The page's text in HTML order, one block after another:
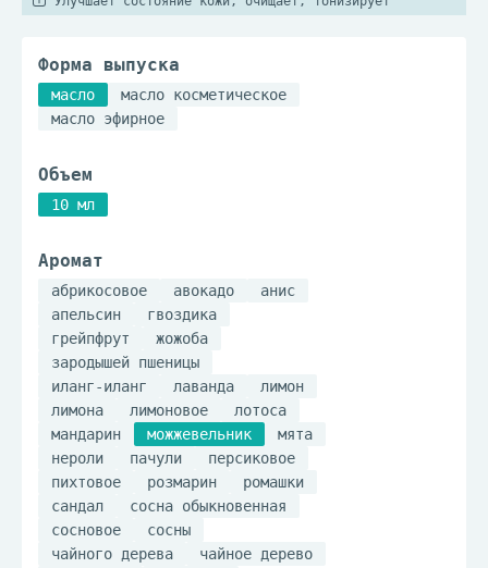
Форма выпуска
масло
масло косметическое
масло эфирное
Объем
10 мл
Аромат
абрикосовое авокадо
анис
апельсин
гвоздика
грейпфрут
жожоба
зародышей пшеницы
иланг-иланг
лаванда
лимон
лимона
лимоновое
лотоса
мандарин
можжевельник
мята
нероли
пачули
персиковое
пихтовое
розмарин
ромашки
сандал
сосна обыкновенная
сосновое
сосны
чайного дерева
чайное дерево